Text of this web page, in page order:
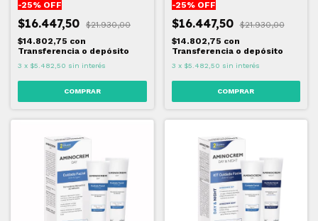
-25% OFF
$16.447,50
$21.930,00
$14.802,75 con
Transferencia o depósito
3 x $5.482,50 sin interés
-25% OFF
$16.447,50
$21.930,00
$14.802,75 con
Transferencia o depósito
3 x $5.482,50 sin interés